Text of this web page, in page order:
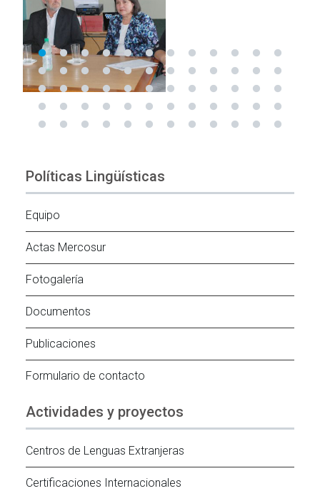
Políticas Lingüísticas
Equipo
Actas Mercosur
Fotogalería
Documentos
Publicaciones
Formulario de contacto
Actividades y proyectos
Centros de Lenguas Extranjeras
Certificaciones Internacionales